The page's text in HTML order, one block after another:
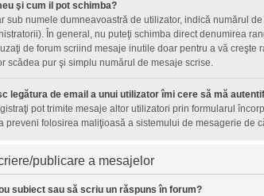
şi cum il pot schimba?
sub numele dumneavoastră de utilizator, indică numărul
În general, nu puteţi schimba direct denumirea
de forum scriind mesaje inutile doar pentru a vă
scădea pur şi simplu numărul de mesaje scrise.
legătura de email a unui utilizator îmi cere să mă
pot trimite mesaje altor utilizatori prin formularul
preveni folosirea maliţioasă a sistemului de mesagerie de
publicare a mesajelor
subiect sau să scriu un răspuns în forum?